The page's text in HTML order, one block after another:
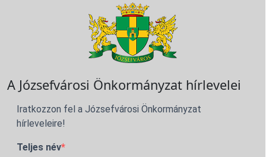
A Józsefvárosi Önkormányzat hírlevelei
Iratkozzon fel a Józsefvárosi Önkormányzat
hírleveleire!
Teljes név